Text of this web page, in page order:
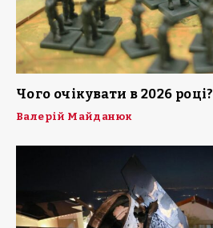
Чого очікувати в 2026 році?
Валерій Майданюк